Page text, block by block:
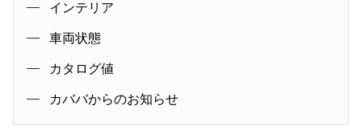
インテリア
車両状態
カタログ値
カババからのお知らせ